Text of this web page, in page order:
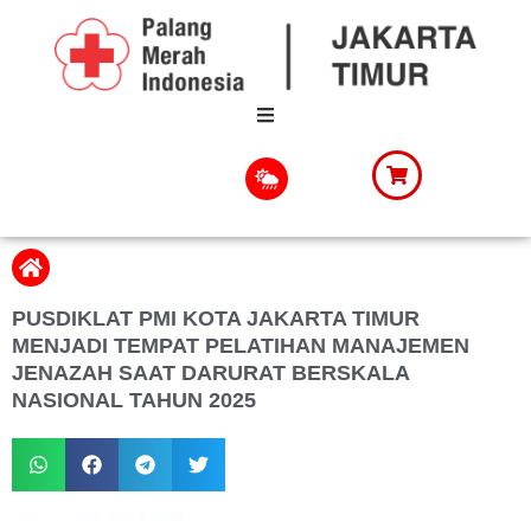
PUSDIKLAT PMI KOTA JAKARTA TIMUR
MENJADI TEMPAT PELATIHAN MANAJEMEN
JENAZAH SAAT DARURAT BERSKALA
NASIONAL TAHUN 2025